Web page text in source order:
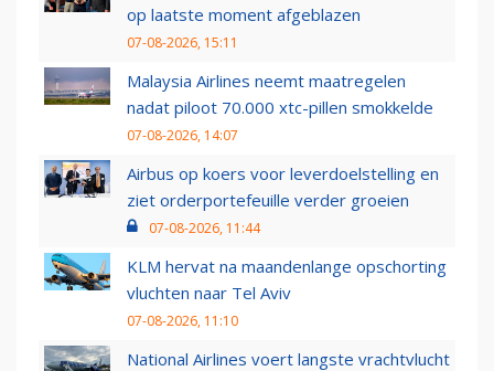
op laatste moment afgeblazen
07-08-2026, 15:11
Malaysia Airlines neemt maatregelen
nadat piloot 70.000 xtc-pillen smokkelde
07-08-2026, 14:07
Airbus op koers voor leverdoelstelling en
ziet orderportefeuille verder groeien
07-08-2026, 11:44
KLM hervat na maandenlange opschorting
vluchten naar Tel Aviv
07-08-2026, 11:10
National Airlines voert langste vrachtvlucht